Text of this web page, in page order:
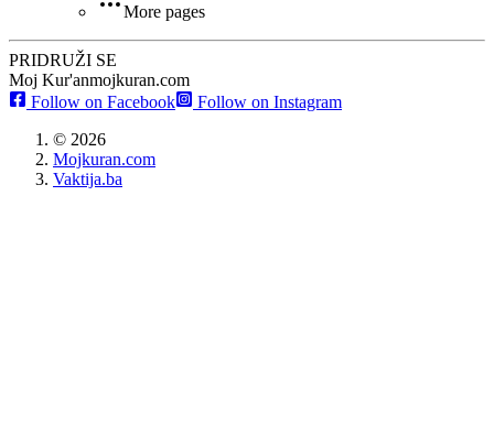
More pages
PRIDRUŽI SE
Moj Kur'anmojkuran.com
Follow on Facebook
Follow on Instagram
© 2026
Mojkuran.com
Vaktija.ba